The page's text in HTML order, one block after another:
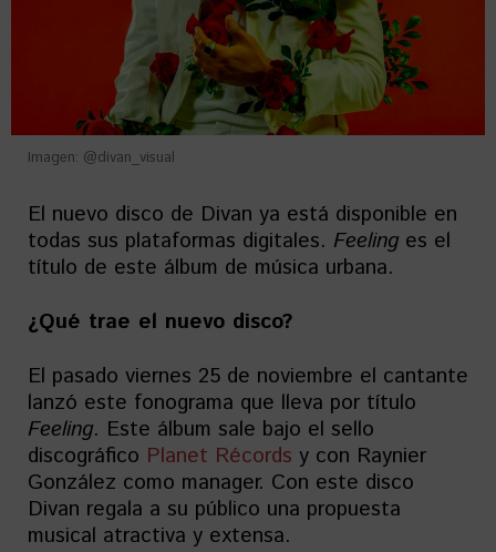
Imagen: @divan_visual
El nuevo disco de Divan ya está disponible en
todas sus plataformas digitales. Feeling es el
título de este álbum de música urbana.
¿Qué trae el nuevo disco?
El pasado viernes 25 de noviembre el cantante
lanzó este fonograma que lleva por título
Feeling. Este álbum sale bajo el sello
discográfico Planet Récords y con Raynier
González como manager. Con este disco
Divan regala a su público una propuesta
musical atractiva y extensa.